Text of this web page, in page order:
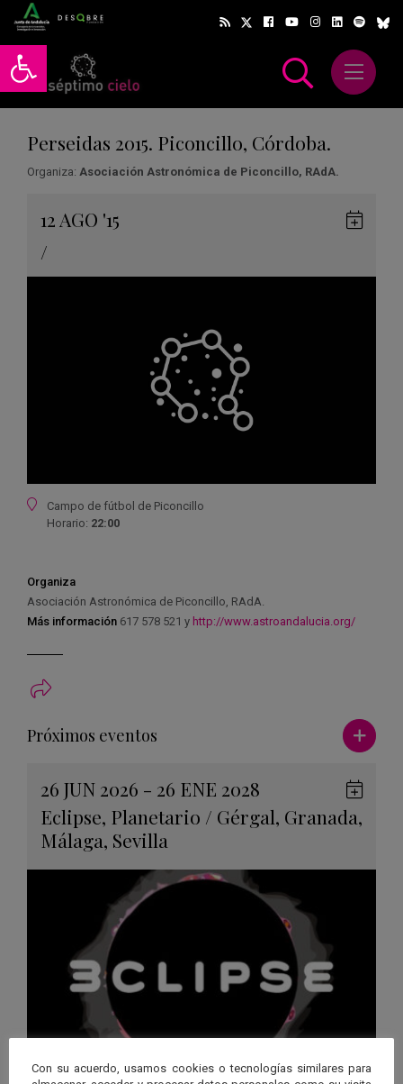
Abrir barra de herramientas
Abrir
Perseidas 2015. Piconcillo, Córdoba.
Organiza: Asociación Astronómica de Piconcillo, RAdA.
12 AGO '15
/
Ubicación
Campo de fútbol de Piconcillo
Horario: 22:00
Organiza
Asociación Astronómica de Piconcillo, RAdA.
Más información 617 578 521 y http://www.astroandalucia.org/
Próximos eventos Ver más
26 JUN 2026 - 26 ENE 2028
Eclipse, Planetario / Gérgal, Granada,
Málaga, Sevilla
en
Con su acuerdo, usamos cookies o tecnologías similares para